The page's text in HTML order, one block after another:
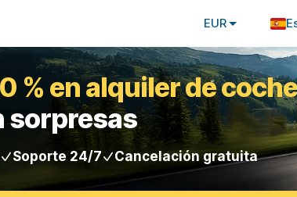
EUR
% en alquiler de
sorpresas
Soporte 24/7 Cancelación gratuita